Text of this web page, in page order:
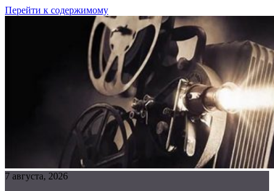
Перейти к содержимому
7 августа, 2026